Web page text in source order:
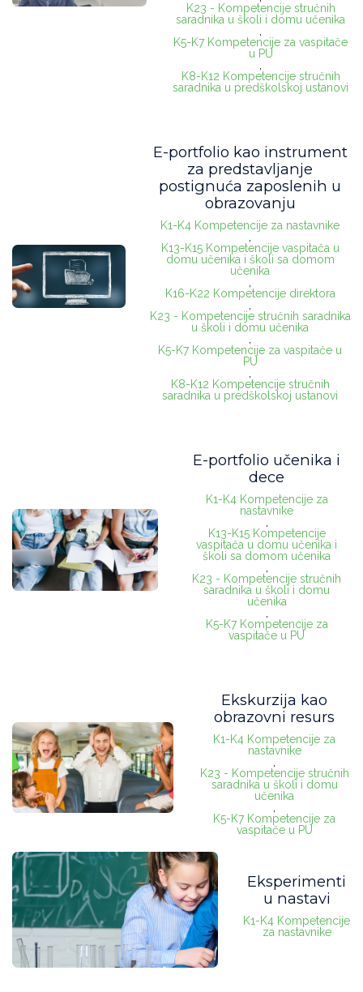
K23 - Kompetencije stručnih
saradnika u školi i domu učenika
K5-K7 Kompetencije za vaspitače
u PU
K8-K12 Kompetencije stručnih
saradnika u predškolskoj ustanovi
E-portfolio kao instrument
za predstavljanje
postignuća zaposlenih u
obrazovanju
K1-K4 Kompetencije za nastavnike
K13-K15 Kompetencije vaspitača u
domu učenika i školi sa domom
učenika
K16-K22 Kompetencije direktora
K23 - Kompetencije stručnih saradnika
u školi i domu učenika
K5-K7 Kompetencije za vaspitače u
PU
K8-K12 Kompetencije stručnih
saradnika u predškolskoj ustanovi
E-portfolio učenika i
dece
K1-K4 Kompetencije za
nastavnike
K13-K15 Kompetencije
vaspitača u domu učenika i
školi sa domom učenika
K23 - Kompetencije stručnih
saradnika u školi i domu
učenika
K5-K7 Kompetencije za
vaspitače u PU
Ekskurzija kao
obrazovni resurs
K1-K4 Kompetencije za
nastavnike
K23 - Kompetencije stručnih
saradnika u školi i domu
učenika
K5-K7 Kompetencije za
vaspitače u PU
Eksperimenti
u nastavi
K1-K4 Kompetencije
za nastavnike